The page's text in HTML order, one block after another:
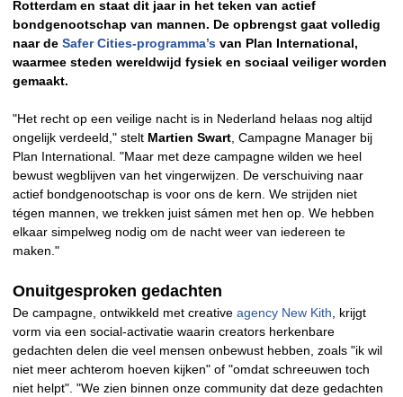
Rotterdam en staat dit jaar in het teken van actief
bondgenootschap van mannen. De opbrengst gaat volledig
naar de Safer Cities-programma’s van Plan International,
waarmee steden wereldwijd fysiek en sociaal veiliger worden
gemaakt.
"Het recht op een veilige nacht is in Nederland helaas nog altijd
ongelijk verdeeld," stelt Martien Swart , Campagne Manager bij
Plan International. "Maar met deze campagne wilden we heel
bewust wegblijven van het vingerwijzen. De verschuiving naar
actief bondgenootschap is voor ons de kern. We strijden niet
tégen mannen, we trekken juist sámen met hen op. We hebben
elkaar simpelweg nodig om de nacht weer van iedereen te
maken."
Onuitgesproken gedachten
De campagne, ontwikkeld met creative agency New Kith , krijgt
vorm via een social-activatie waarin creators herkenbare
gedachten delen die veel mensen onbewust hebben, zoals "ik wil
niet meer achterom hoeven kijken" of "omdat schreeuwen toch
niet helpt". "We zien binnen onze community dat deze gedachten